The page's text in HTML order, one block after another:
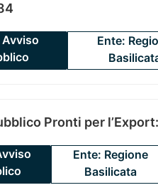
Ente:
Pronti per
Ente: Regione
Basilicata